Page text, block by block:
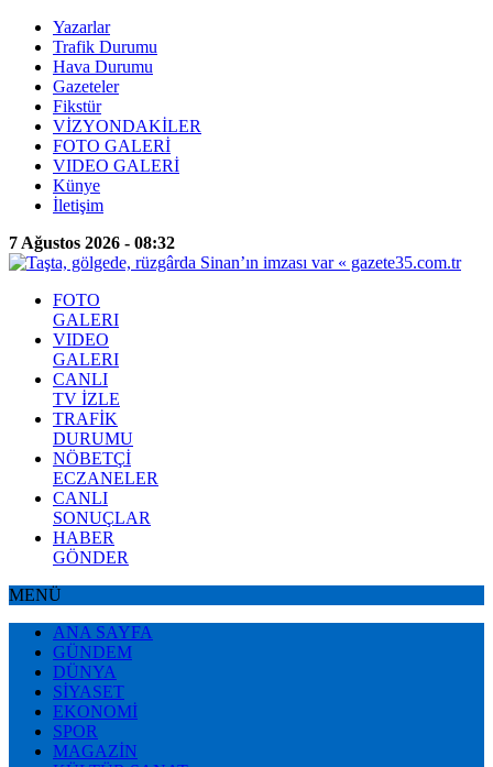
Yazarlar
Trafik Durumu
Hava Durumu
Gazeteler
Fikstür
VİZYONDAKİLER
FOTO GALERİ
VIDEO GALERİ
Künye
İletişim
7 Ağustos 2026 - 08:32
FOTO
GALERI
VIDEO
GALERI
CANLI
TV İZLE
TRAFİK
DURUMU
NÖBETÇİ
ECZANELER
CANLI
SONUÇLAR
HABER
GÖNDER
MENÜ
ANA SAYFA
GÜNDEM
DÜNYA
SİYASET
EKONOMİ
SPOR
MAGAZİN